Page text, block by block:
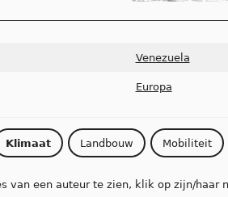
Venezuela
Europa
Klimaat Landbouw Mobiliteit
van een auteur te zien, klik op zijn/haar